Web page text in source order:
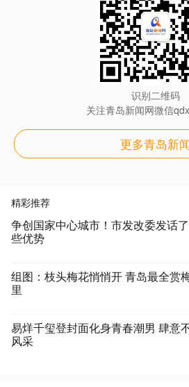
识别二维码
关注青岛新闻网微信
更多青岛新
精彩推荐
争创国家中心城市！市发改委发话
些优势
组图：枝头梅花悄悄开 青岛最全赏
里
易烊千玺登封面化身青春潮男 肆意
风采